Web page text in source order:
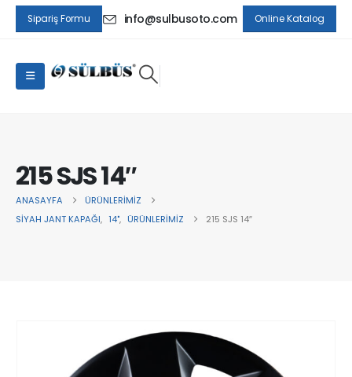
Sipariş Formu info@sulbusoto.com Online Katalog
215 SJS 14″
ANASAYFA
ÜRÜNLERIMIZ
SIYAH JANT KAPAĞI, 14", ÜRÜNLERIMIZ 215 SJS 14″